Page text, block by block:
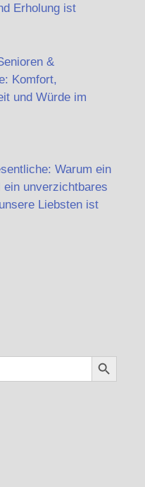
Erholung ist
&
Komfort,
und Würde im
Warum ein
ein unverzichtbares
Liebsten ist
Search Button